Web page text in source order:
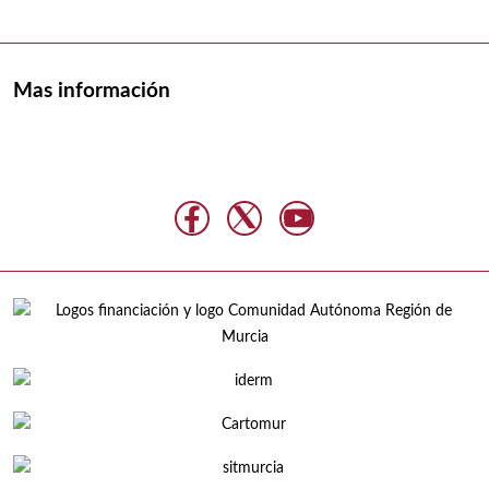
Mas información